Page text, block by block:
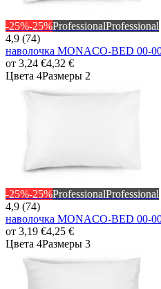
-25%-25%ProfessionalProfessional
4,9 (74)
наволочка MONACO-BED 00-
от 3,24 €4,32 €
Цвета 4Размеры 2
-25%-25%ProfessionalProfessional
4,9 (74)
наволочка MONACO-BED 00-
от 3,19 €4,25 €
Цвета 4Размеры 3